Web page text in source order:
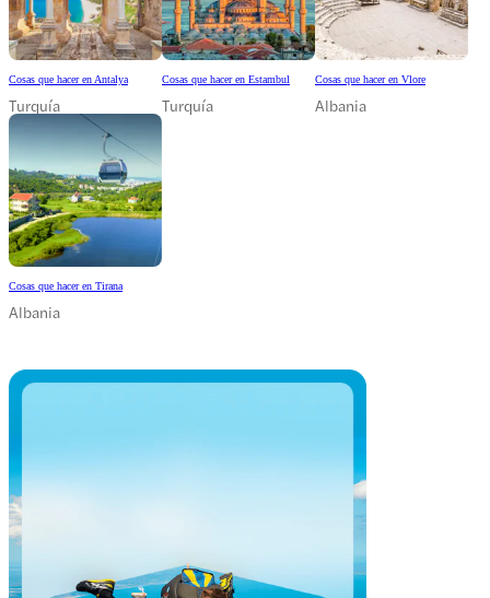
Cosas que hacer en Antalya
Turquía
Cosas que hacer en Estambul
Turquía
Cosas que hacer en Vlore
Albania
Cosas que hacer en Tirana
Albania